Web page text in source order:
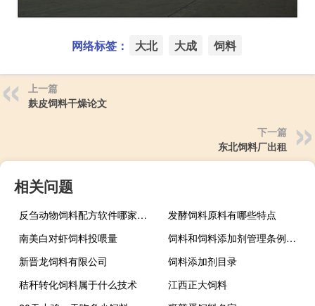
网络标签： 大北 大成 饲料
上一篇
麸皮饲料干燥论文
下一篇
东北饲料厂出租
相关问题
反刍动物饲料配方软件哪家好用
发酵饲料原料有哪些特点
南美白对虾饲料投喂量
饲料和饲料添加剂管理条例所称饲料添加剂包括
新晋龙饲料有限公司
饲料添加剂目录
秸秆转化饲料属于什么技术
江西正大饲料